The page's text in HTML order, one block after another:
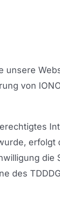
unsere
von
erfolgt
des